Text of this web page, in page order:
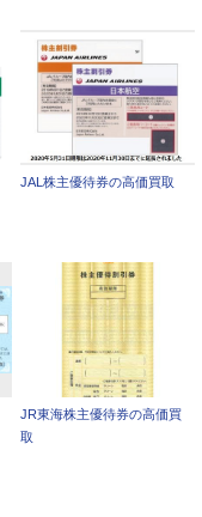
JAL株主優待券の高価買取
JR東海株主優待券の高価買
取